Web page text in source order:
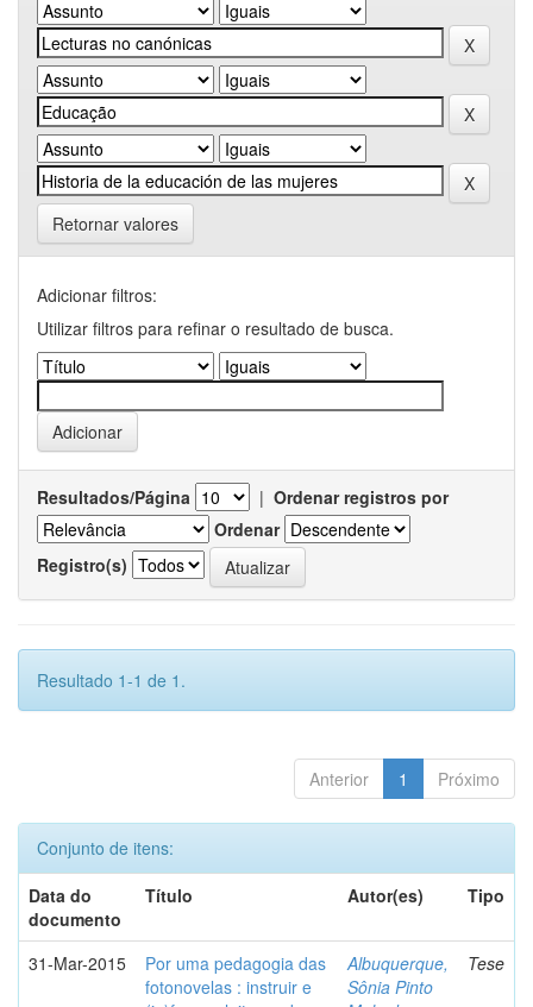
Retornar valores
Adicionar filtros:
Utilizar filtros para refinar o resultado de busca.
Resultados/Página | Ordenar registros por
Ordenar
Registro(s)
Resultado 1-1 de 1.
Anterior 1 Próximo
Conjunto de itens:
Data do
documento
Título Autor(es) Tipo
31-Mar-2015
Por uma pedagogia das
fotonovelas : instruir e
Albuquerque,
Sônia Pinto
Tese